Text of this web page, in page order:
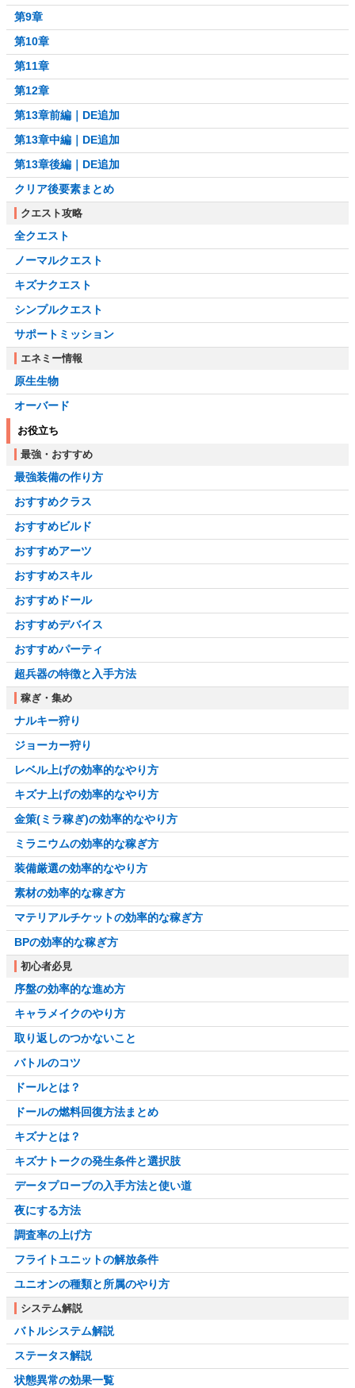
第9章
第10章
第11章
第12章
第13章前編｜DE追加
第13章中編｜DE追加
第13章後編｜DE追加
クリア後要素まとめ
クエスト攻略
全クエスト
ノーマルクエスト
キズナクエスト
シンプルクエスト
サポートミッション
エネミー情報
原生生物
オーバード
お役立ち
最強・おすすめ
最強装備の作り方
おすすめクラス
おすすめビルド
おすすめアーツ
おすすめスキル
おすすめドール
おすすめデバイス
おすすめパーティ
超兵器の特徴と入手方法
稼ぎ・集め
ナルキー狩り
ジョーカー狩り
レベル上げの効率的なやり方
キズナ上げの効率的なやり方
金策(ミラ稼ぎ)の効率的なやり方
ミラニウムの効率的な稼ぎ方
装備厳選の効率的なやり方
素材の効率的な稼ぎ方
マテリアルチケットの効率的な稼ぎ方
BPの効率的な稼ぎ方
初心者必見
序盤の効率的な進め方
キャラメイクのやり方
取り返しのつかないこと
バトルのコツ
ドールとは？
ドールの燃料回復方法まとめ
キズナとは？
キズナトークの発生条件と選択肢
データプローブの入手方法と使い道
夜にする方法
調査率の上げ方
フライトユニットの解放条件
ユニオンの種類と所属のやり方
システム解説
バトルシステム解説
ステータス解説
状態異常の効果一覧